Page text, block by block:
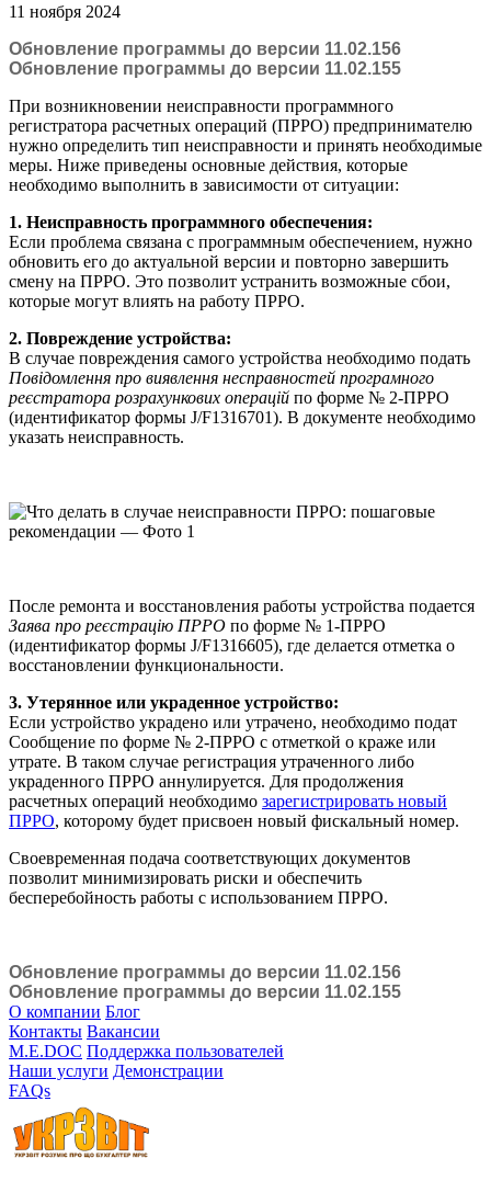
11 ноября 2024
Обновление программы до версии 11.02.156
Обновление программы до версии 11.02.155
При возникновении неисправности программного
регистратора расчетных операций (ПРРО) предпринимателю
нужно определить тип неисправности и принять необходимые
меры. Ниже приведены основные действия, которые
необходимо выполнить в зависимости от ситуации:
1. Неисправность программного обеспечения:
Если проблема связана с программным обеспечением, нужно
обновить его до актуальной версии и повторно завершить
смену на ПРРО. Это позволит устранить возможные сбои,
которые могут влиять на работу ПРРО.
2. Повреждение устройства:
В случае повреждения самого устройства необходимо подать
Повідомлення про виявлення несправностей програмного
реєстратора розрахункових операцій по форме № 2-ПРРО
(идентификатор формы J/F1316701). В документе необходимо
указать неисправность.
После ремонта и восстановления работы устройства подается
Заява про реєстрацію ПРРО по форме № 1-ПРРО
(идентификатор формы J/F1316605), где делается отметка о
восстановлении функциональности.
3. Утерянное или украденное устройство:
Если устройство украдено или утрачено, необходимо подат
Сообщение по форме № 2-ПРРО с отметкой о краже или
утрате. В таком случае регистрация утраченного либо
украденного ПРРО аннулируется. Для продолжения
расчетных операций необходимо зарегистрировать новый
ПРРО, которому будет присвоен новый фискальный номер.
Своевременная подача соответствующих документов
позволит минимизировать риски и обеспечить
бесперебойность работы с использованием ПРРО.
Обновление программы до версии 11.02.156
Обновление программы до версии 11.02.155
О компании Блог
Контакты Вакансии
M.E.DOC Поддержка пользователей
Наши услуги Демонстрации
FAQs